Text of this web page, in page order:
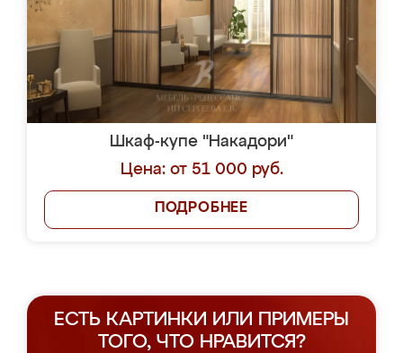
Шкаф-купе "Накадори"
Цена: от 51 000 руб.
ПОДРОБНЕЕ
ЕСТЬ КАРТИНКИ ИЛИ ПРИМЕРЫ
ТОГО, ЧТО НРАВИТСЯ?